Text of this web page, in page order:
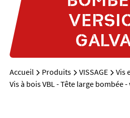
Accueil Produits VISSAGE
Vis
Vis à bois VBL - Tête large bombée